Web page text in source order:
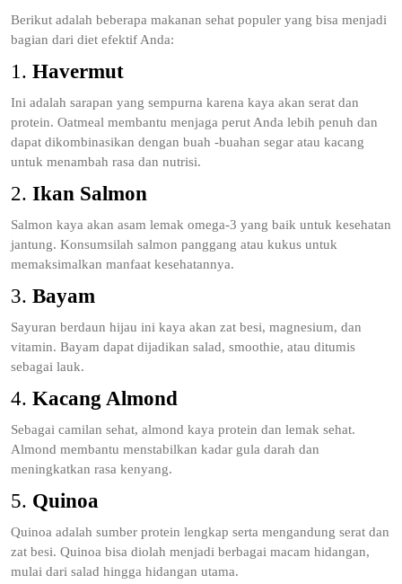
Berikut adalah beberapa makanan sehat populer yang bisa menjadi
bagian dari diet efektif Anda:
1. Havermut
Ini adalah sarapan yang sempurna karena kaya akan serat dan
protein. Oatmeal membantu menjaga perut Anda lebih penuh dan
dapat dikombinasikan dengan buah -buahan segar atau kacang
untuk menambah rasa dan nutrisi.
2. Ikan Salmon
Salmon kaya akan asam lemak omega-3 yang baik untuk kesehatan
jantung. Konsumsilah salmon panggang atau kukus untuk
memaksimalkan manfaat kesehatannya.
3. Bayam
Sayuran berdaun hijau ini kaya akan zat besi, magnesium, dan
vitamin. Bayam dapat dijadikan salad, smoothie, atau ditumis
sebagai lauk.
4. Kacang Almond
Sebagai camilan sehat, almond kaya protein dan lemak sehat.
Almond membantu menstabilkan kadar gula darah dan
meningkatkan rasa kenyang.
5. Quinoa
Quinoa adalah sumber protein lengkap serta mengandung serat dan
zat besi. Quinoa bisa diolah menjadi berbagai macam hidangan,
mulai dari salad hingga hidangan utama.